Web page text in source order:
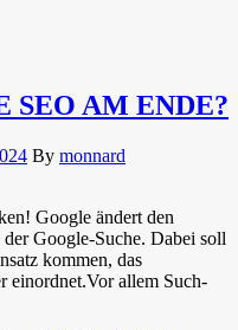
SEO AM ENDE?
By monnard
Google ändert den
Google-Suche. Dabei soll
kommen, das
einordnet.Vor allem Such-